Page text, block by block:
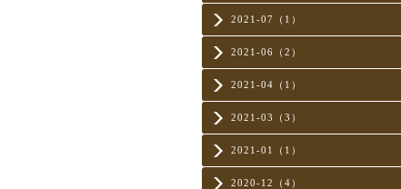
2021-07（1）
2021-06（2）
2021-04（1）
2021-03（3）
2021-01（1）
2020-12（4）